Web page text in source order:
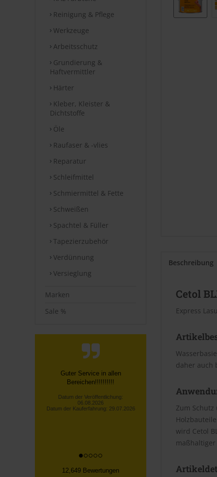
Reinigung & Pflege
Werkzeuge
Arbeitsschutz
Grundierung &
Haftvermittler
Härter
Kleber, Kleister &
Dichtstoffe
Öle
Raufaser & -vlies
Reparatur
Schleifmittel
Schmiermittel & Fette
Schweißen
Spachtel & Füller
Tapezierzubehör
Verdünnung
Versieglung
Marken
Sale %
Schnell und zuverlässig
06.08.2026
Datum der Kauferfahrung: 29.07.2026
12,649 Bewertungen
Beschreibung
Cetol
Express
daher auch
Zum
wird Cetol
maßhaltiger